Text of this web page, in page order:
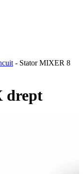
- Stator MIXER 8
drept